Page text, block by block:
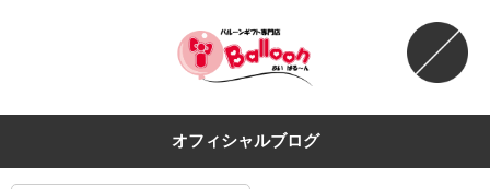
オフィシャルブログ